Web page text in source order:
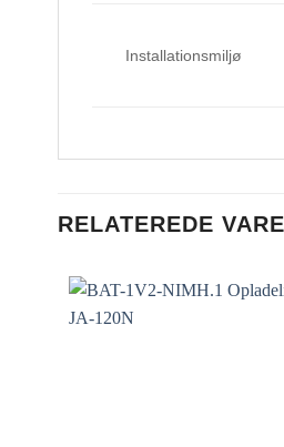
Installationsmiljø
RELATEREDE